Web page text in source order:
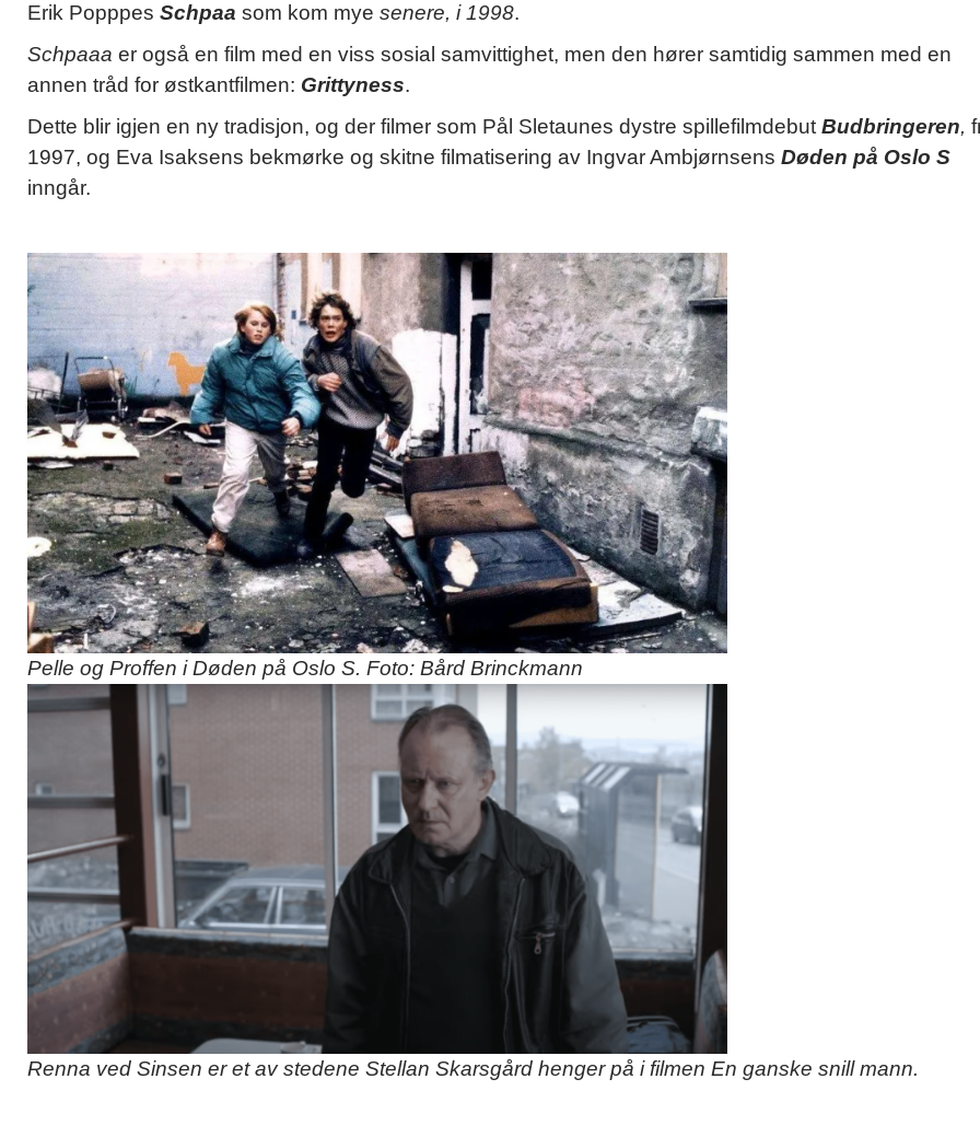
Erik Popppes Schpaa som kom mye senere, i 1998.
Schpaaa er også en film med en viss sosial samvittighet, men den hører samtidig sammen med en
annen tråd for østkantfilmen: Grittyness.
Dette blir igjen en ny tradisjon, og der filmer som Pål Sletaunes dystre spillefilmdebutBudbringeren,
1997, og Eva Isaksens bekmørke og skitne filmatisering av Ingvar Ambjørnsens Døden på Oslo S
inngår.
Pelle og Proffen i Døden på Oslo S. Foto: Bård Brinckmann
Renna ved Sinsen er et av stedene Stellan Skarsgård henger på i filmen En ganske snill mann.